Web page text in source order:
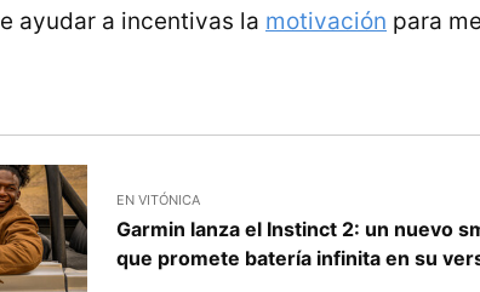
ayudar a incentivas la motivación para
EN VITÓNICA
Garmin lanza el Instinct 2: un nuevo
que promete batería infinita en su